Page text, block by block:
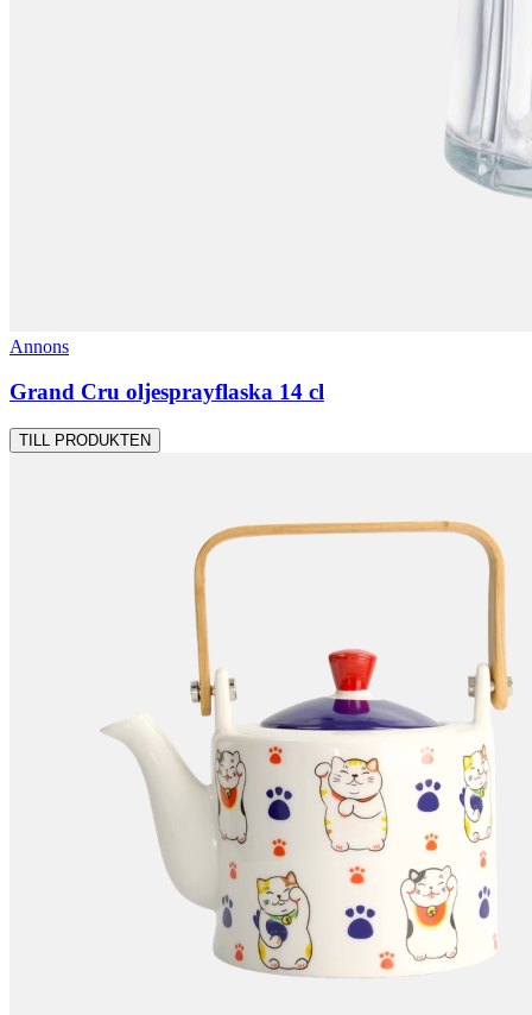
Annons
Grand Cru oljesprayflaska 14 cl
TILL PRODUKTEN